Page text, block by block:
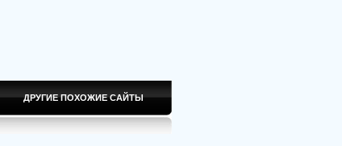
ДРУГИЕ ПОХОЖИЕ САЙТЫ